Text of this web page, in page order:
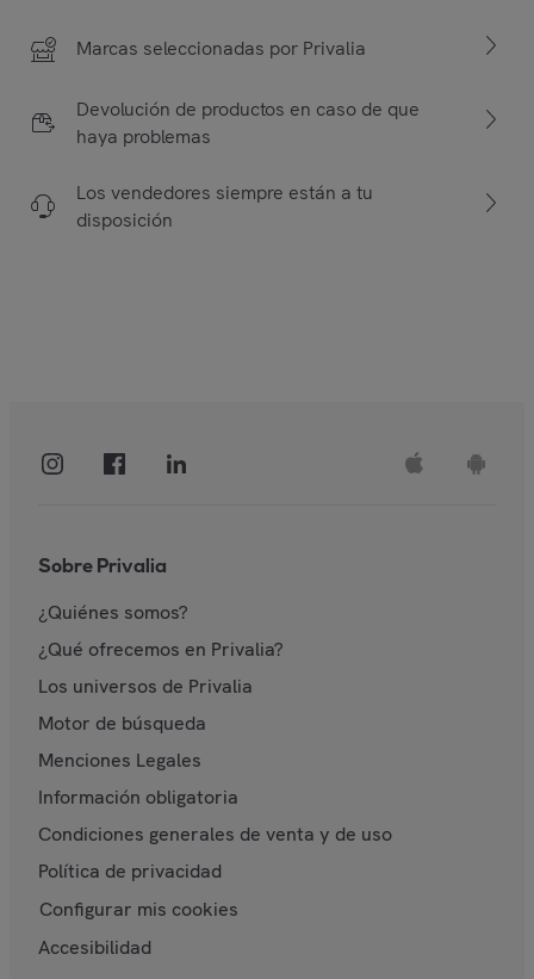
Marcas seleccionadas por Privalia
Devolución de productos en caso de que
haya problemas
Los vendedores siempre están a tu
disposición
Sobre Privalia
¿Quiénes somos?
¿Qué ofrecemos en Privalia?
Los universos de Privalia
Motor de búsqueda
Menciones Legales
Información obligatoria
Condiciones generales de venta y de uso
Política de privacidad
Configurar mis cookies
Accesibilidad